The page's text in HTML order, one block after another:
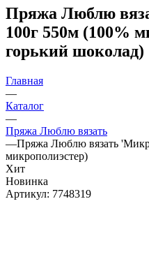
Пряжа Люблю
100г 550м (100%
горький шоколад)
Главная
—
Каталог
—
Пряжа Люблю вязать
—Пряжа Люблю вязать
микрополиэстер)
Хит
Новинка
Артикул: 7748319